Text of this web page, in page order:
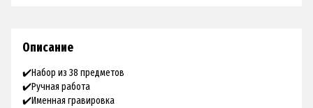
Описание
✔️Набор из 38 предметов
✔️Ручная работа
✔️Именная гравировка